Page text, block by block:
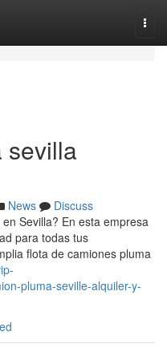
sevilla
News
Discuss
Sevilla? En esta empresa
para todas tus
flota de camiones pluma
pluma-seville-alquiler-y-